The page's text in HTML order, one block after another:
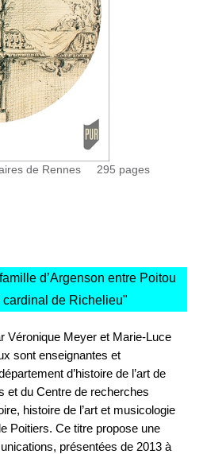
de Rennes 295 pages
d’Argenson entre Poitou
cardinal de Richelieu"
Véronique Meyer et Marie-Luce
sont enseignantes et
d’histoire de l’art de
et du Centre de recherches
histoire de l’art et musicologie
Poitiers. Ce titre propose une
présentées de 2013 à